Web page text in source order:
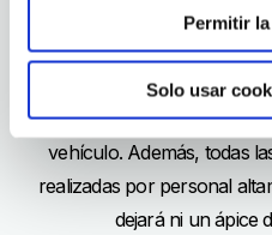
Permitir
Solo usar
están diseñados para
inteligente y sin
de mantenimiento ordinario,
y revisiones gratuitas, para
vehículo. Además, todas
realizadas por personal
dejará ni un ápice